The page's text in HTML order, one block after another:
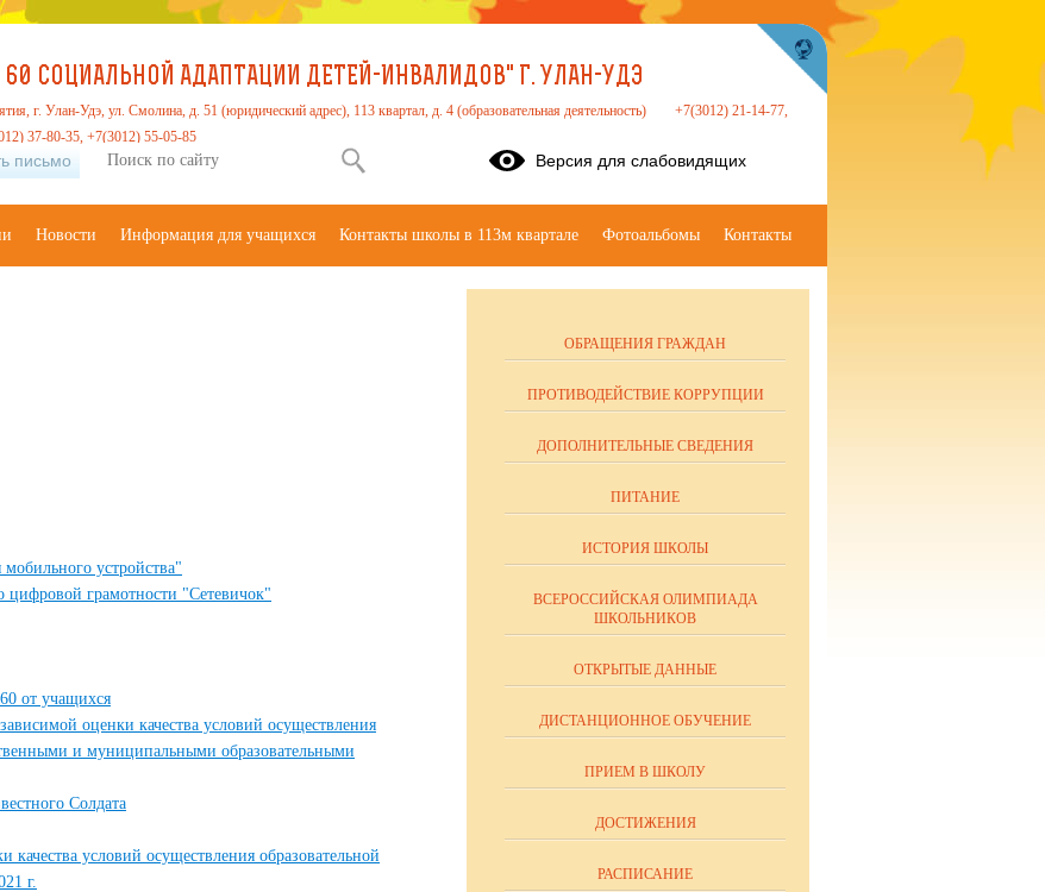
устройства"
грамотности "Сетевичок"
от учащихся
оценки качества условий осуществления
и муниципальными образовательными
Солдата
условий осуществления образовательной
г.
ОБРАЩЕНИЯ ГРАЖДАН
ПРОТИВОДЕЙСТВИЕ КОРРУПЦИИ
ДОПОЛНИТЕЛЬНЫЕ СВЕДЕНИЯ
ПИТАНИЕ
ИСТОРИЯ ШКОЛЫ
ВСЕРОССИЙСКАЯ ОЛИМПИАДА
ШКОЛЬНИКОВ
ОТКРЫТЫЕ ДАННЫЕ
ДИСТАНЦИОННОЕ ОБУЧЕНИЕ
ПРИЕМ В ШКОЛУ
ДОСТИЖЕНИЯ
РАСПИСАНИЕ
СОЦИАЛЬНОЙ АДАПТАЦИИ ДЕТЕЙ-ИНВАЛИДОВ" Г. УЛАН-УДЭ
г. Улан-Удэ, ул. Смолина, д. 51 (юридический адрес), 113 квартал, д. 4 (образовательная деятельность)
+7(3012) 21-14-77,
37-80-35, +7(3012) 55-05-85
письмо Версия для слабовидящих
Новости Информация для учащихся Контакты школы в 113м квартале Фотоальбомы Контакты